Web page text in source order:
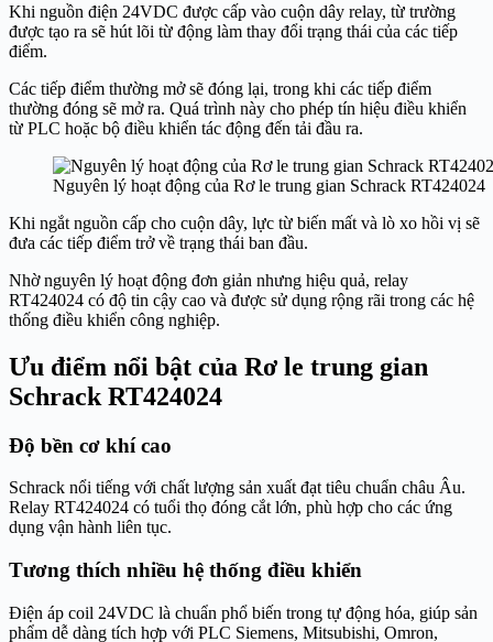
Khi nguồn điện 24VDC được cấp vào cuộn dây relay, từ trường
được tạo ra sẽ hút lõi từ động làm thay đổi trạng thái của các tiếp
điểm.
Các tiếp điểm thường mở sẽ đóng lại, trong khi các tiếp điểm
thường đóng sẽ mở ra. Quá trình này cho phép tín hiệu điều khiển
từ PLC hoặc bộ điều khiển tác động đến tải đầu ra.
Nguyên lý hoạt động của Rơ le trung gian Schrack RT424024
Khi ngắt nguồn cấp cho cuộn dây, lực từ biến mất và lò xo hồi vị sẽ
đưa các tiếp điểm trở về trạng thái ban đầu.
Nhờ nguyên lý hoạt động đơn giản nhưng hiệu quả, relay
RT424024 có độ tin cậy cao và được sử dụng rộng rãi trong các hệ
thống điều khiển công nghiệp.
Ưu điểm nổi bật của Rơ le trung gian
Schrack RT424024
Độ bền cơ khí cao
Schrack nổi tiếng với chất lượng sản xuất đạt tiêu chuẩn châu Âu.
Relay RT424024 có tuổi thọ đóng cắt lớn, phù hợp cho các ứng
dụng vận hành liên tục.
Tương thích nhiều hệ thống điều khiển
Điện áp coil 24VDC là chuẩn phổ biến trong tự động hóa, giúp sản
phẩm dễ dàng tích hợp với PLC Siemens, Mitsubishi, Omron,